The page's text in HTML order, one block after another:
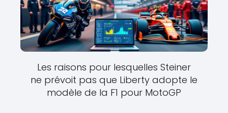
Les raisons pour lesquelles Steiner
ne prévoit pas que Liberty adopte le
modèle de la F1 pour MotoGP